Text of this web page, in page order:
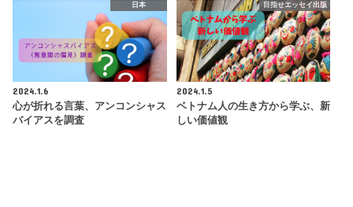
日本
2024.1.6
心が折れる言葉、アンコンシャス
バイアスを調査
目指せエッセイ出版
2024.1.5
ベトナム人の生き方から学ぶ、新
しい価値観